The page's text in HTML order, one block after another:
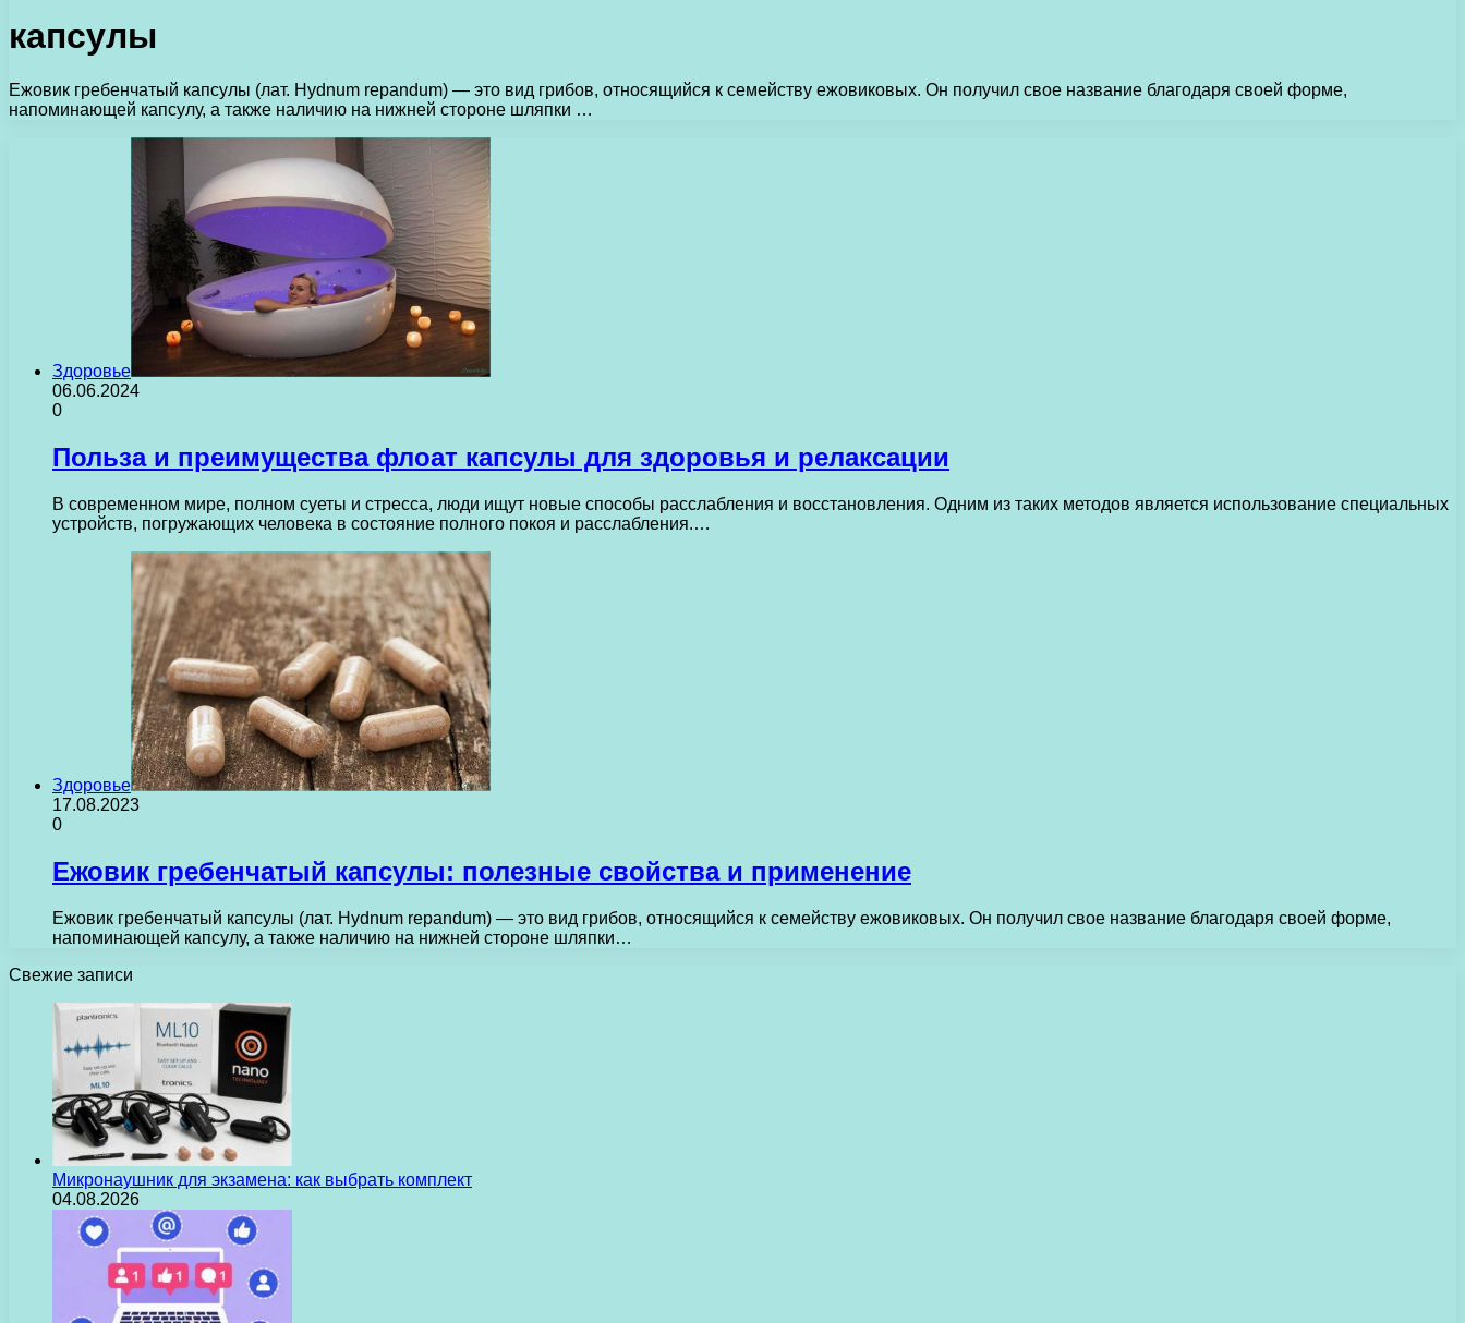
капсулы
Ежовик гребенчатый капсулы (лат. Hydnum repandum) — это вид грибов, относящийся к семейству ежовиковых. Он получил свое название благодаря своей форме,
напоминающей капсулу, а также наличию на нижней стороне шляпки …
Здоровье
06.06.2024
0
Польза и преимущества флоат капсулы для здоровья и релаксации
В современном мире, полном суеты и стресса, люди ищут новые способы расслабления и восстановления. Одним из таких методов является использование специальных
устройств, погружающих человека в состояние полного покоя и расслабления.…
Здоровье
17.08.2023
0
Ежовик гребенчатый капсулы: полезные свойства и применение
Ежовик гребенчатый капсулы (лат. Hydnum repandum) — это вид грибов, относящийся к семейству ежовиковых. Он получил свое название благодаря своей форме,
напоминающей капсулу, а также наличию на нижней стороне шляпки…
Свежие записи
Микронаушник для экзамена: как выбрать комплект
04.08.2026